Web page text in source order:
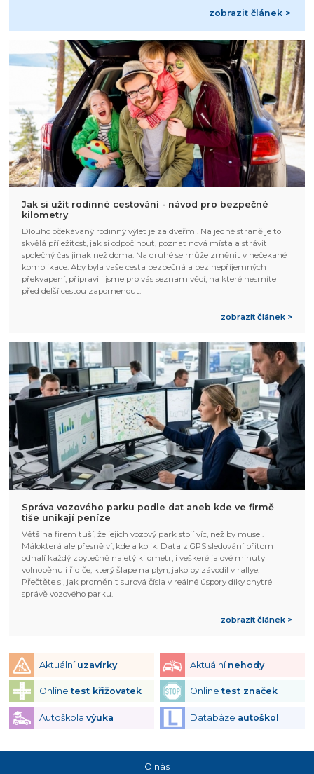
zobrazit článek >
Jak si užít rodinné cestování - návod pro bezpečné
kilometry
Dlouho očekávaný rodinný výlet je za dveřmi. Na jedné straně je to
skvělá příležitost, jak si odpočinout, poznat nová místa a strávit
společný čas jinak než doma. Na druhé se může změnit v nečekané
komplikace. Aby byla vaše cesta bezpečná a bez nepříjemných
překvapení, připravili jsme pro vás seznam věcí, na které nesmíte
před delší cestou zapomenout.
zobrazit článek >
Správa vozového parku podle dat aneb kde ve firmě
tiše unikají peníze
Většina firem tuší, že jejich vozový park stojí víc, než by musel.
Málokterá ale přesně ví, kde a kolik. Data z GPS sledování přitom
odhalí každý zbytečně najetý kilometr, i veškeré jalové minuty
volnoběhu i řidiče, který šlape na plyn, jako by závodil v rallye.
Přečtěte si, jak proměnit surová čísla v reálné úspory díky chytré
správě vozového parku.
zobrazit článek >
Aktuální uzavírky Aktuální nehody
Onlinetest křižovatek Onlinetest značek
Autoškola výuka Databáze autoškol
O nás